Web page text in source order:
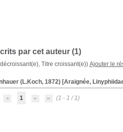
par cet auteur (1)
Titre croissant(e)) Ajouter le
(L.Koch, 1872) [Araignée,
1 (1 - 1 / 1)